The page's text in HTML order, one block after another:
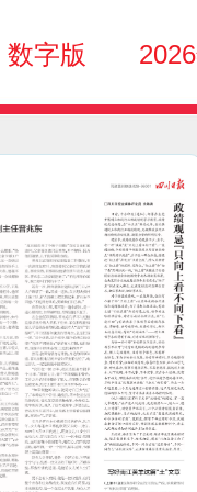
数字版